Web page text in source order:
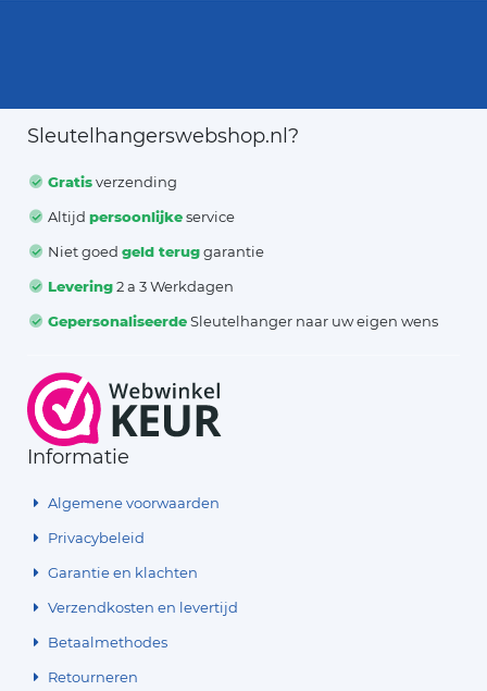
Sleutelhangerswebshop.nl?
Gratisverzending
Altijdpersoonlijkeservice
Niet goedgeld teruggarantie
Levering2 a 3 Werkdagen
GepersonaliseerdeSleutelhanger naar uw eigen wens
Informatie
Algemene voorwaarden
Privacybeleid
Garantie en klachten
Verzendkosten en levertijd
Betaalmethodes
Retourneren